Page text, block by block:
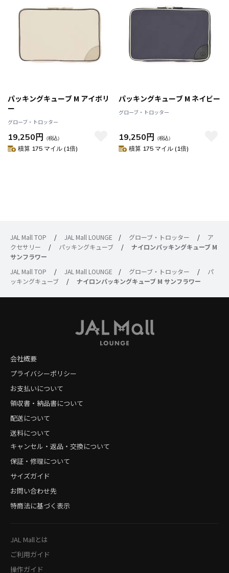
パッキングキューブ M アイボリ
ー
グローブ・トロッター
19,250円 （税込）
積算 175 マイル (1倍)
パッキングキューブ M ネイビー
グローブ・トロッター
19,250円 （税込）
積算 175 マイル (1倍)
JAL Mall TOP / JAL Mall LOUNGE / グローブ・トロッター /
ア
クセサリー
/ パッキングキューブ /
ナイロンパッキングキューブ M
サンフラワー
JAL Mall TOP
/ JAL Mall LOUNGE / グローブ・トロッター /
パ
ッキングキューブ
/ ナイロンパッキングキューブ M サンフラワー
会社概要
プライバシーポリシー
お支払いについて
領収書・納品書について
配送について
送料について
キャンセル・返品・交換について
保証・修理について
サイズガイド
お問い合わせ先
特商法に基づく表示
JAL Mallとは
ご利用ガイド
操作ガイド